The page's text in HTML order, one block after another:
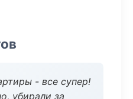
- все супер!
убирали за